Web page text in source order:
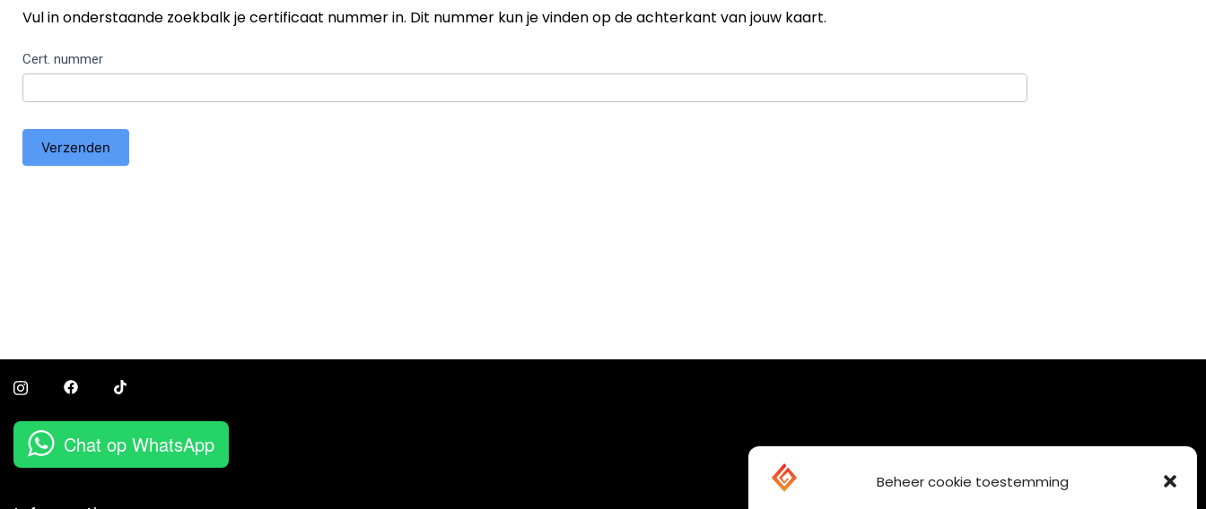
Beheer cookie toestemming
Vul in onderstaande zoekbalk je certificaat nummer in. Dit nummer kun je vinden op de achterkant van jouw kaart.
Zoekfunctie
Cert. nummer
Verzenden
Chat op WhatsApp